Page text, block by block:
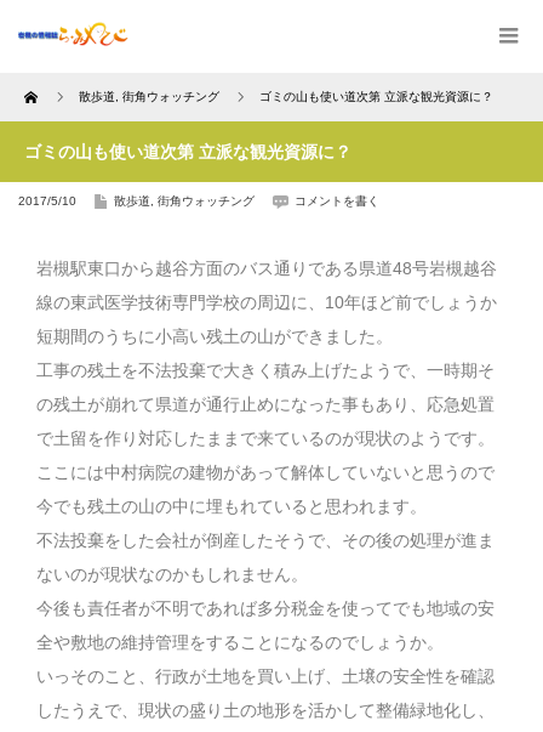
Home 散歩道 街角ウォッチング ゴミの山も使い道次第 立派な観光資源に？
ゴミの山も使い道次第 立派な観光資源に？
2017/5/10 散歩道 街角ウォッチング コメントを書く
岩槻駅東口から越谷方面のバス通りである県道48号岩槻越谷
線の東武医学技術専門学校の周辺に、10年ほど前でしょうか
短期間のうちに小高い残土の山ができました。
工事の残土を不法投棄で大きく積み上げたようで、一時期そ
の残土が崩れて県道が通行止めになった事もあり、応急処置
で土留を作り対応したままで来ているのが現状のようです。
ここには中村病院の建物があって解体していないと思うので
今でも残土の山の中に埋もれていると思われます。
不法投棄をした会社が倒産したそうで、その後の処理が進ま
ないのが現状なのかもしれません。
今後も責任者が不明であれば多分税金を使ってでも地域の安
全や敷地の維持管理をすることになるのでしょうか。
いっそのこと、行政が土地を買い上げ、土壌の安全性を確認
したうえで、現状の盛り土の地形を活かして整備緑地化し、